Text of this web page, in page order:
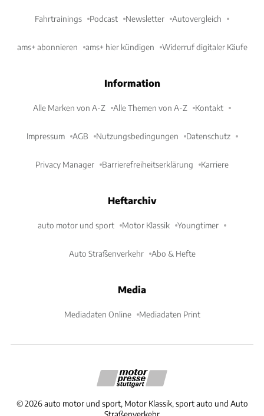
Fahrtrainings Podcast Newsletter Autovergleich
ams+ abonnieren ams+ hier kündigen Widerruf digitaler Käufe
Information
Alle Marken von A-Z Alle Themen von A-Z Kontakt
Impressum AGB Nutzungsbedingungen Datenschutz
Privacy Manager Barrierefreiheitserklärung Karriere
Heftarchiv
auto motor und sport Motor Klassik Youngtimer
Auto Straßenverkehr Abo & Hefte
Media
Mediadaten Online Mediadaten Print
©2026 auto motor und sport, Motor Klassik, sport auto und Auto